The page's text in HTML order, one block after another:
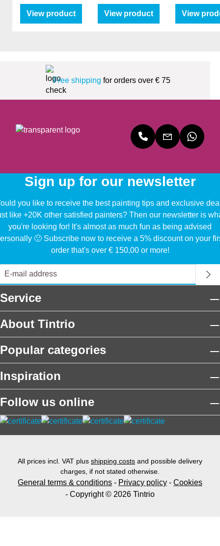
View product View product View
Free shipping for orders over € 75
Sign up for our newsletter
you like to receive the best painting tips and exclusive
like +20K other satisfied painters? Then our newsletter is
you're looking for! It's almost as much fun as being advised
🙂 Subscribe now to receive a 5% discount on your
order that's over € 150,00 or more!
Service
About Tintrio
Popular categories
Inspiration
Follow us online
All prices incl. VAT plus shipping costs and possible delivery
charges, if not stated otherwise.
General terms & conditions - Privacy policy - Cookies
- Copyright © 2026 Tintrio